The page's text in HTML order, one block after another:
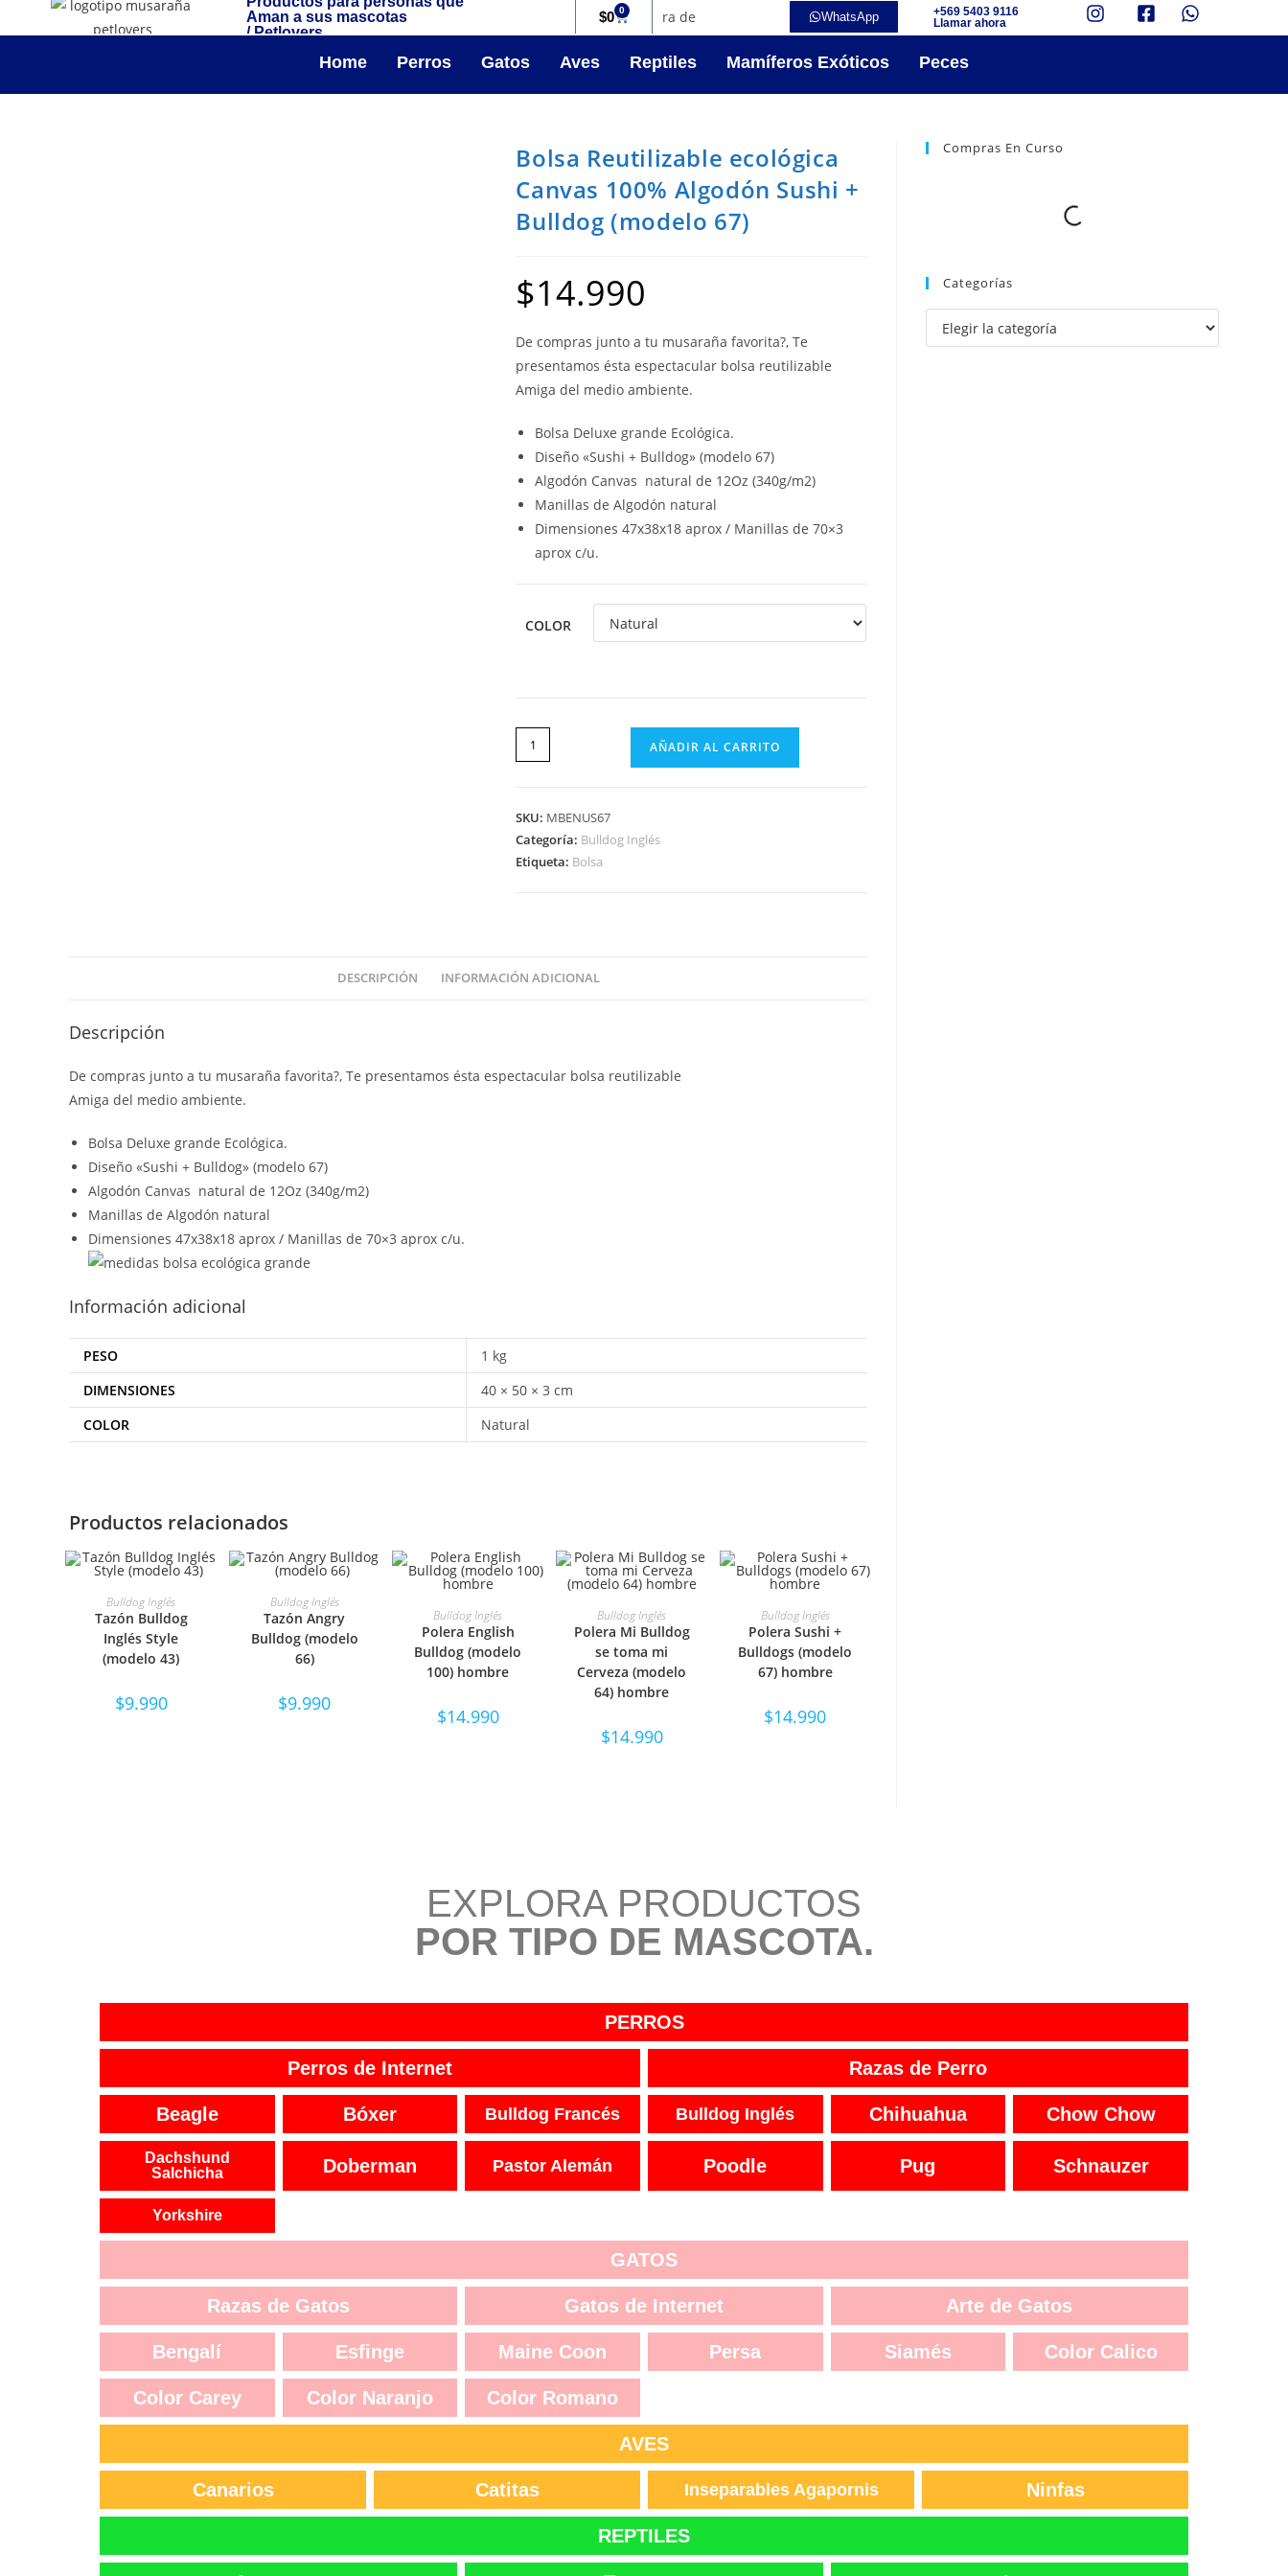
Aman a sus mascotas
/ Petlovers
$0 0 WhatsApp
+569 5403 9116
Llamar ahora
Home Perros Gatos Aves Reptiles Mamíferos Exóticos Peces
Bolsa Reutilizable ecológica
Canvas 100% Algodón Sushi +
Bulldog (modelo 67)
$14.990
De compras junto a tu musaraña favorita?, Te
presentamos ésta espectacular bolsa reutilizable
Amiga del medio ambiente.
Bolsa Deluxe grande Ecológica.
Diseño «Sushi + Bulldog» (modelo 67)
Algodón Canvas natural de 12Oz (340g/m2)
Manillas de Algodón natural
Dimensiones 47x38x18 aprox / Manillas de 70×3
aprox c/u.
COLOR
AÑADIR AL CARRITO
SKU: MBENUS67
Categoría: Bulldog Inglés
Etiqueta: Bolsa
DESCRIPCIÓN INFORMACIÓN ADICIONAL
Descripción
De compras junto a tu musaraña favorita?, Te presentamos ésta espectacular bolsa reutilizable
Amiga del medio ambiente.
Bolsa Deluxe grande Ecológica.
Diseño «Sushi + Bulldog» (modelo 67)
Algodón Canvas natural de 12Oz (340g/m2)
Manillas de Algodón natural
Dimensiones 47x38x18 aprox / Manillas de 70×3 aprox c/u.
Información adicional
PESO
1 kg
DIMENSIONES
40 × 50 × 3 cm
COLOR
Natural
Productos relacionados
SELECCIONAR
OPCIONES
Bulldog Inglés
Tazón Bulldog
Inglés Style
(modelo 43)
$9.990
SELECCIONAR
OPCIONES
Bulldog Inglés
Tazón Angry
Bulldog (modelo
66)
$9.990
SELECCIONAR
OPCIONES
Bulldog Inglés
Polera English
Bulldog (modelo
100) hombre
$14.990
SELECCIONAR
OPCIONES
Bulldog Inglés
Polera Mi Bulldog
se toma mi
Cerveza (modelo
64) hombre
$14.990
SELECCIONAR
OPCIONES
Bulldog Inglés
Polera Sushi +
Bulldogs (modelo
67) hombre
$14.990
Compras En Curso
Categorías
EXPLORA PRODUCTOS
POR TIPO DE MASCOTA.
PERROS
Perros de Internet Razas de Perro
Beagle Bóxer Bulldog Francés Bulldog Inglés Chihuahua Chow Chow
Dachshund
Salchicha
Doberman Pastor Alemán Poodle Pug Schnauzer
Yorkshire
GATOS
Razas de Gatos Gatos de Internet Arte de Gatos
Bengalí Esfinge Maine Coon Persa Siamés Color Calico
Color Carey Color Naranjo Color Romano
AVES
Canarios Catitas Inseparables Agapornis Ninfas
REPTILES